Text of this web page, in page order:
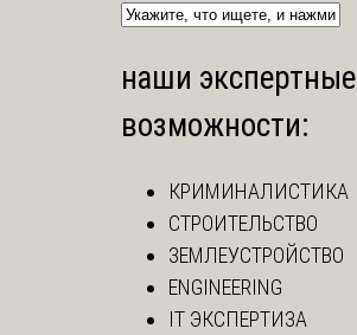
наши экспертные
возможности:
КРИМИНАЛИСТИКА
СТРОИТЕЛЬСТВО
ЗЕМЛЕУСТРОЙСТВО
ENGINEERING
IT ЭКСПЕРТИЗА